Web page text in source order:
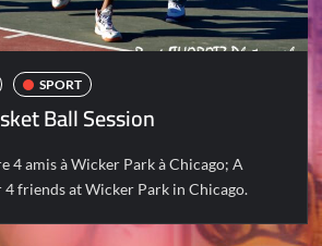
SPORT
Ball Session
4 amis à Wicker Park à Chicago; A
4 friends at Wicker Park in Chicago.